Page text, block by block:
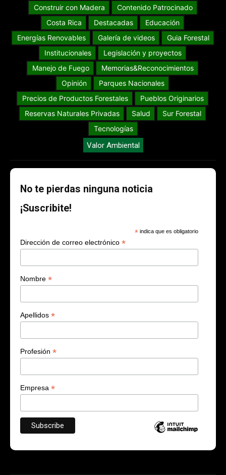
Construir con Madera
Contenido Patrocinado
Costa Rica
Destacadas
Educación
Energías Renovables
Galería de videos
Guia Forestal
Institucionales
Legislación y proyectos
Manejo de Fuego
Memorias&Reconocimientos
Opinión
Parques Nacionales
Precios de Productos Forestales
Pueblos Originarios
Reservas Naturales Privadas
Salud
Sur Forestal
Tecnologías
Valor Ambiental
No te pierdas ninguna noticia
¡Suscribite!
* indica que es obligatorio
Dirección de correo electrónico *
Nombre *
Apellidos *
Profesión *
Empresa *